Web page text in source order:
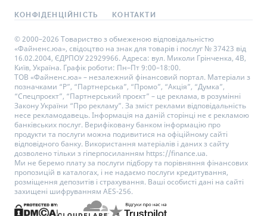
КОНФІДЕНЦІЙНІСТЬ КОНТАКТИ
© 2000–2026 Товариство з обмеженою відповідальністю
«Файненс.юа», свідоцтво на знак для товарів і послуг № 37423 від
16.02.2004, ЄДРПОУ 22929966. Адреса: вул. Миколи Грінченка, 4В,
Київ, Україна. Графік роботи: Пн–Пт 9:00–18:00.
ТОВ «Файненс.юа» – незалежний фінансовий портал. Матеріали з
позначками “Р”, “Партнерська”, “Промо”, “Акція”, “Думка”,
“Спецпроєкт”, “Партнерський проєкт” – це реклама, в розумінні
Закону України “Про рекламу”. За зміст реклами відповідальність
несе рекламодавець. Інформація на даній сторінці не є рекламою
банківських послуг. Верифіковану банком інформацію про
продукти та послуги можна подивитися на офіційному сайті
відповідного банку. Використання матеріалів і даних з сайту
дозволено тільки з гіперпосиланням https://finance.ua.
Ми не беремо плату за послуги підбору та порівняння фінансових
пропозицій в каталогах, і не надаємо послуги кредитування,
розміщення депозитів і страхування. Ваші особисті дані на сайті
захищені шифруванням AES-256.